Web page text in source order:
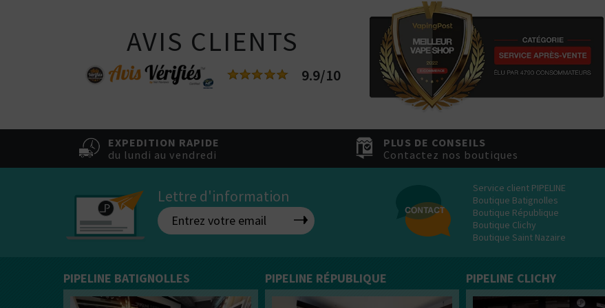
AVIS CLIENTS
9.9/10
EXPEDITION RAPIDE
du lundi au vendredi
PLUS DE CONSEILS
Contactez nos boutiques
Lettre d'information
Service client PIPELINE
Boutique Batignolles
Boutique République
Boutique Clichy
Boutique Saint Nazaire
PIPELINE BATIGNOLLES PIPELINE RÉPUBLIQUE PIPELINE CLICHY